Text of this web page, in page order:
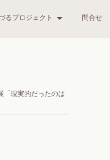
るプロジェクト 問合せ
「現実的だったのは